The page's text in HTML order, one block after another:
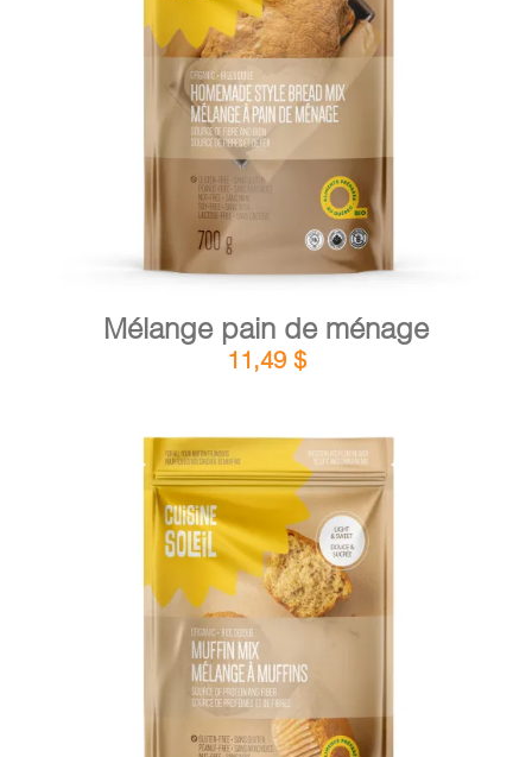
AJOUTER AU PANIER / DÉTAILS
Mélange pain de ménage
11,49 $
AJOUTER AU PANIER